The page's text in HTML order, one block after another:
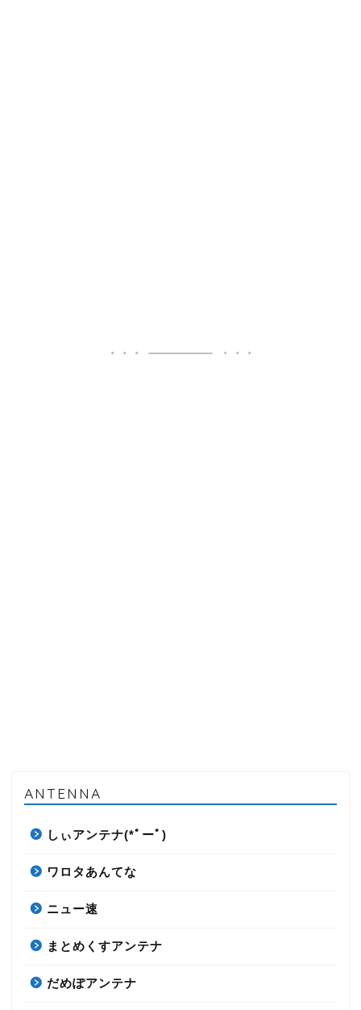
ANTENNA
しぃアンテナ(*ﾟーﾟ)
ワロタあんてな
ニュー速
まとめくすアンテナ
だめぽアンテナ